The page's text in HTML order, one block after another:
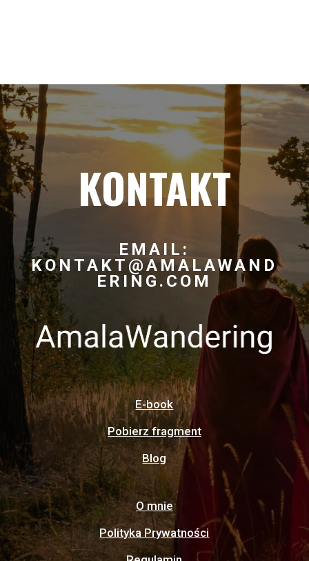
KONTAKT
EMAIL:
KONTAKT@AMALAWAND
ERING.COM
E-book
Pobierz fragment
Blog
O mnie
Polityka Prywatności